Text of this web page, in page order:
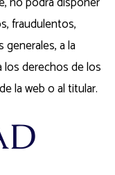
fraudulentos,
a la
los derechos de los
la web o al titular.